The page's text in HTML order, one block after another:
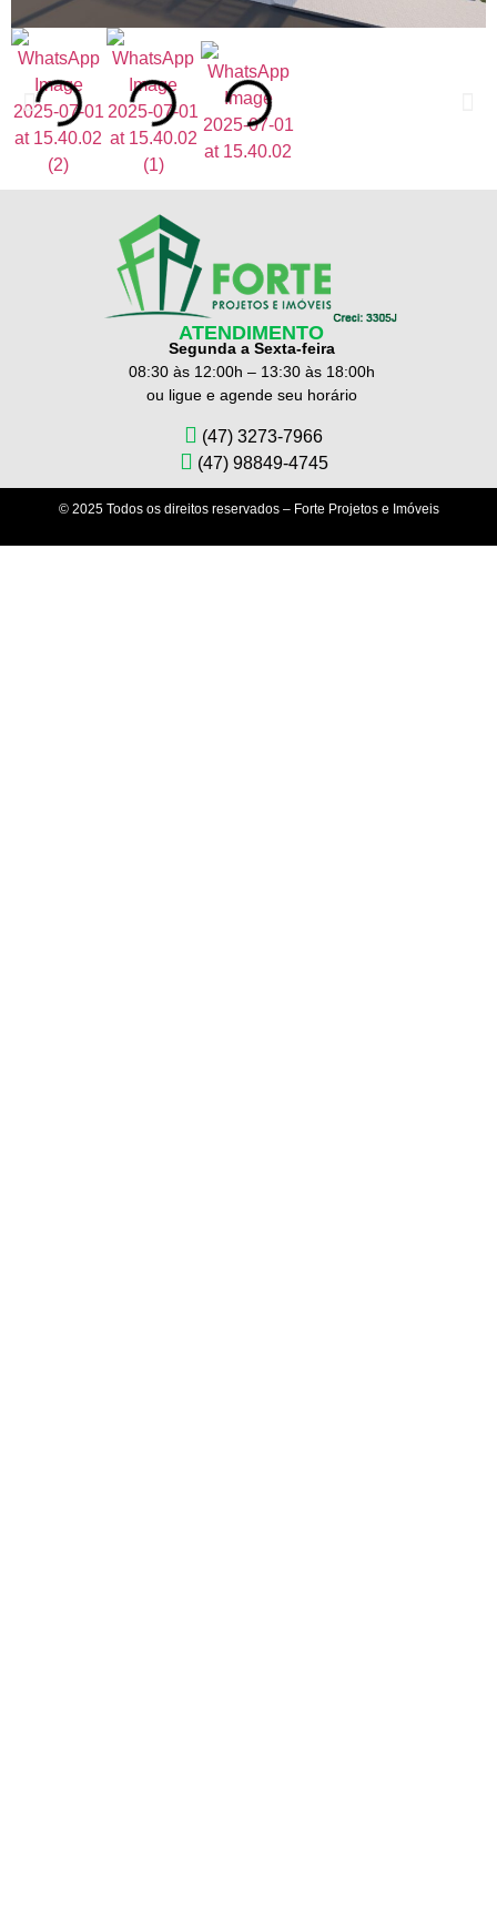
ATENDIMENTO
Segunda a Sexta-feira
08:30 às 12:00h – 13:30 às 18:00h
ou ligue e agende seu horário
(47) 3273-7966
(47) 98849-4745
© 2025 Todos os direitos reservados – Forte Projetos e Imóveis